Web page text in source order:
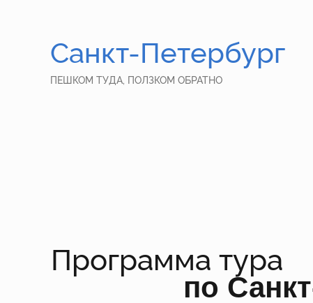
Санкт-Петербург
ПЕШКОМ ТУДА, ПОЛЗКОМ ОБРАТНО
Программа тура
по